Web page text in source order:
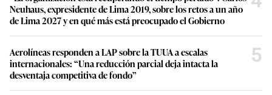
Neuhaus, expresidente de Lima 2019, sobre los retos a un año
de Lima 2027 y en qué más está preocupado el Gobierno
Aerolíneas responden a LAP sobre la TUUA a escalas
internacionales: “Una reducción parcial deja intacta la
desventaja competitiva de fondo”
5